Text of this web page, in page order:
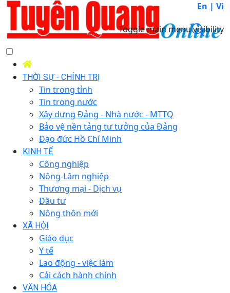
En | Vi
Toggle main menu visibility
THỜI SỰ - CHÍNH TRỊ
Tin trong tỉnh
Tin trong nước
Xây dựng Đảng - Nhà nước - MTTQ
Bảo vệ nền tảng tư tưởng của Đảng
Đạo đức Hồ Chí Minh
KINH TẾ
Công nghiệp
Nông-Lâm nghiệp
Thương mại - Dịch vụ
Đầu tư
Nông thôn mới
XÃ HỘI
Giáo dục
Y tế
Lao động - việc làm
Cải cách hành chính
VĂN HÓA